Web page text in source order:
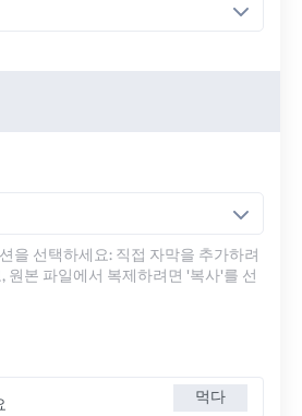
을 선택하세요: 직접 자막을 추가하려
원본 파일에서 복제하려면 '복사'를 선
먹다